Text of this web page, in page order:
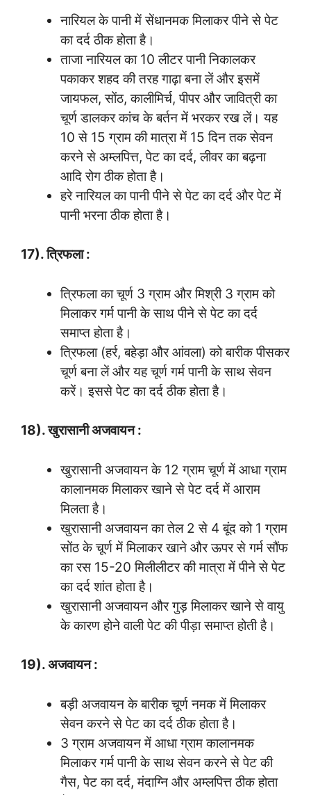
नारियल के पानी में सेंधानमक मिलाकर पीने से पेट
का दर्द ठीक होता है।
ताजा नारियल का 10 लीटर पानी निकालकर
पकाकर शहद की तरह गाढ़ा बना लें और इसमें
जायफल, सोंठ, कालीमिर्च, पीपर और जावित्री का
चूर्ण डालकर कांच के बर्तन में भरकर रख लें। यह
10 से 15 ग्राम की मात्रा में 15 दिन तक सेवन
करने से अम्लपित्त, पेट का दर्द, लीवर का बढ़ना
आदि रोग ठीक होता है।
हरे नारियल का पानी पीने से पेट का दर्द और पेट में
पानी भरना ठीक होता है।
17). त्रिफला :
त्रिफला का चूर्ण 3 ग्राम और मिश्री 3 ग्राम को
मिलाकर गर्म पानी के साथ पीने से पेट का दर्द
समाप्त होता है।
त्रिफला (हर्र, बहेड़ा और आंवला) को बारीक पीसकर
चूर्ण बना लें और यह चूर्ण गर्म पानी के साथ सेवन
करें। इससे पेट का दर्द ठीक होता है।
18). खुरासानी अजवायन :
खुरासानी अजवायन के 12 ग्राम चूर्ण में आधा ग्राम
कालानमक मिलाकर खाने से पेट दर्द में आराम
मिलता है।
खुरासानी अजवायन का तेल 2 से 4 बूंद को 1 ग्राम
सोंठ के चूर्ण में मिलाकर खाने और ऊपर से गर्म सौंफ
का रस 15-20 मिलीलीटर की मात्रा में पीने से पेट
का दर्द शांत होता है।
खुरासानी अजवायन और गुड़ मिलाकर खाने से वायु
के कारण होने वाली पेट की पीड़ा समाप्त होती है।
19). अजवायन :
बड़ी अजवायन के बारीक चूर्ण नमक में मिलाकर
सेवन करने से पेट का दर्द ठीक होता है।
3 ग्राम अजवायन में आधा ग्राम कालानमक
मिलाकर गर्म पानी के साथ सेवन करने से पेट की
गैस, पेट का दर्द, मंदाग्नि और अम्लपित्त ठीक होता